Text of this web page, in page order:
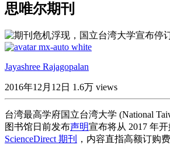
思唯尔期刊
Jayashree Rajagopalan
2016年12月12日 1.6万 views
台湾最高学府国立台湾大学 (National
图书馆日前发布声明宣布将从 2017 年
ScienceDirect 期刊
，内容直指高额订购